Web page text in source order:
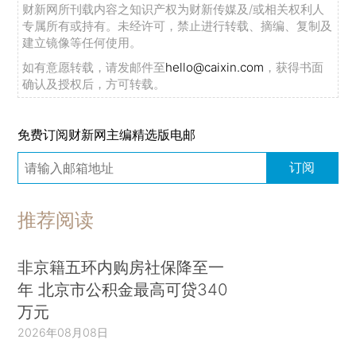
财新网所刊载内容之知识产权为财新传媒及/或相关权利人
专属所有或持有。未经许可，禁止进行转载、摘编、复制及
建立镜像等任何使用。
如有意愿转载，请发邮件至hello@caixin.com ，获得书面
确认及授权后，方可转载。
免费订阅财新网主编精选版电邮
订阅
推荐阅读
非京籍五环内购房社保降至一
年 北京市公积金最高可贷340
万元
2026年08月08日